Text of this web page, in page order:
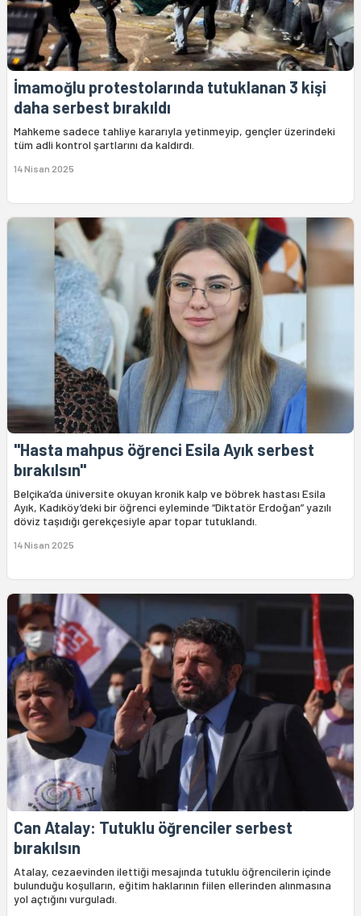
İmamoğlu protestolarında tutuklanan 3 kişi
daha serbest bırakıldı
Mahkeme sadece tahliye kararıyla yetinmeyip, gençler üzerindeki
tüm adli kontrol şartlarını da kaldırdı.
14 Nisan 2025
"Hasta mahpus öğrenci Esila Ayık serbest
bırakılsın"
Belçika’da üniversite okuyan kronik kalp ve böbrek hastası Esila
Ayık, Kadıköy’deki bir öğrenci eyleminde “Diktatör Erdoğan” yazılı
döviz taşıdığı gerekçesiyle apar topar tutuklandı.
14 Nisan 2025
Can Atalay: Tutuklu öğrenciler serbest
bırakılsın
Atalay, cezaevinden ilettiği mesajında tutuklu öğrencilerin içinde
bulunduğu koşulların, eğitim haklarının fiilen ellerinden alınmasına
yol açtığını vurguladı.